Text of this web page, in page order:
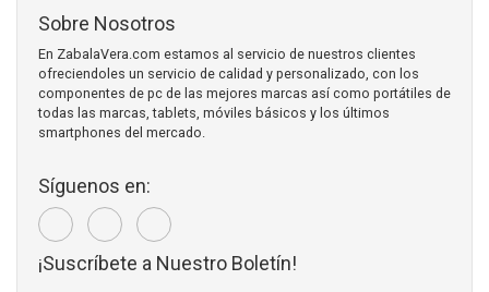
Sobre Nosotros
En ZabalaVera.com estamos al servicio de nuestros clientes
ofreciendoles un servicio de calidad y personalizado, con los
componentes de pc de las mejores marcas así como portátiles de
todas las marcas, tablets, móviles básicos y los últimos
smartphones del mercado.
Síguenos en:
¡Suscríbete a Nuestro Boletín!